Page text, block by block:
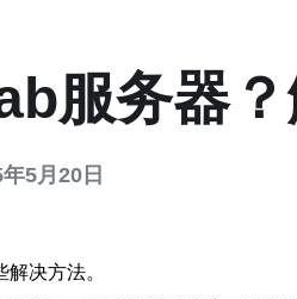
服务器
5月20日
决方法。